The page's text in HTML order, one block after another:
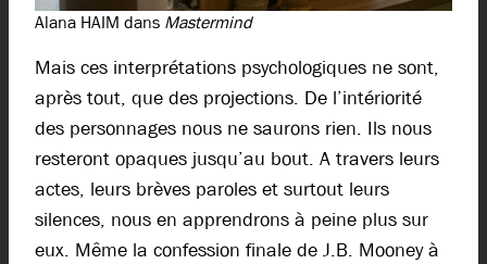
Alana HAIM dans Mastermind
Mais ces interprétations psychologiques ne sont,
après tout, que des projections. De l’intériorité
des personnages nous ne saurons rien. Ils nous
resteront opaques jusqu’au bout. A travers leurs
actes, leurs brèves paroles et surtout leurs
silences, nous en apprendrons à peine plus sur
eux. Même la confession finale de J.B. Mooney à